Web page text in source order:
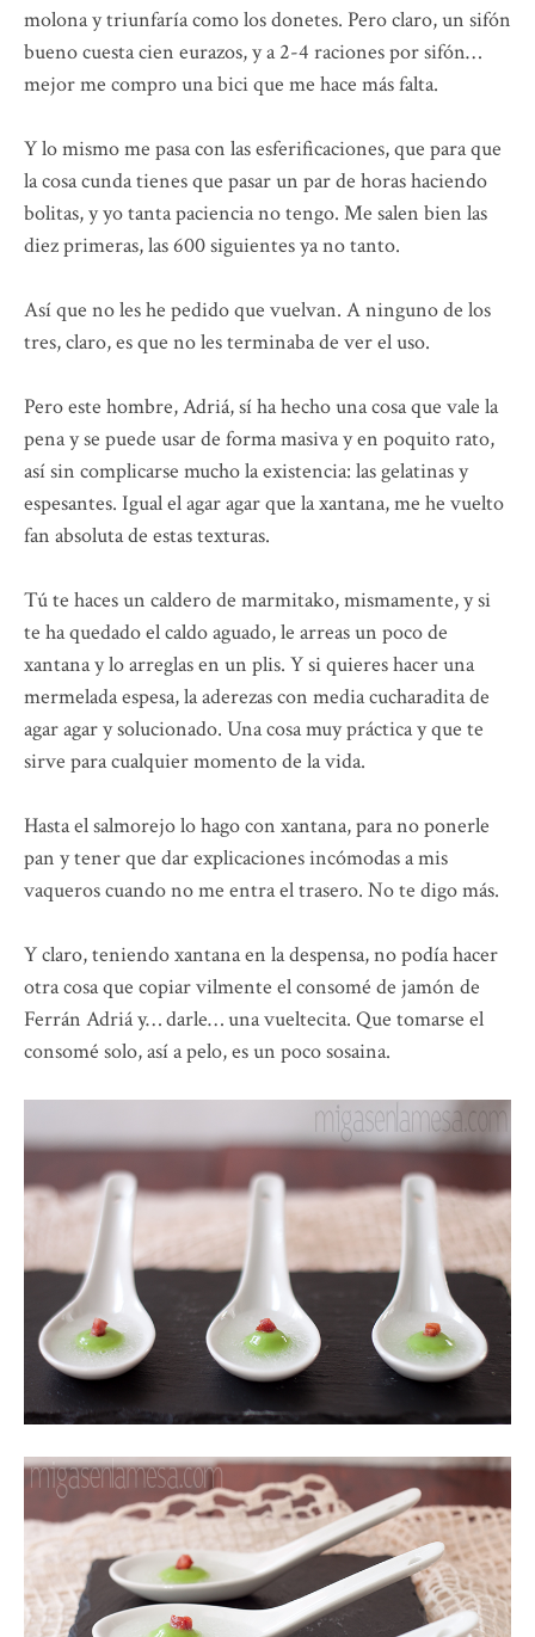
molona y triunfaría como los donetes. Pero claro, un sifón
bueno cuesta cien eurazos, y a 2-4 raciones por sifón…
mejor me compro una bici que me hace más falta.
Y lo mismo me pasa con las esferificaciones, que para que
la cosa cunda tienes que pasar un par de horas haciendo
bolitas, y yo tanta paciencia no tengo. Me salen bien las
diez primeras, las 600 siguientes ya no tanto.
Así que no les he pedido que vuelvan. A ninguno de los
tres, claro, es que no les terminaba de ver el uso.
Pero este hombre, Adriá, sí ha hecho una cosa que vale la
pena y se puede usar de forma masiva y en poquito rato,
así sin complicarse mucho la existencia: las gelatinas y
espesantes. Igual el agar agar que la xantana, me he vuelto
fan absoluta de estas texturas.
Tú te haces un caldero de marmitako, mismamente, y si
te ha quedado el caldo aguado, le arreas un poco de
xantana y lo arreglas en un plis. Y si quieres hacer una
mermelada espesa, la aderezas con media cucharadita de
agar agar y solucionado. Una cosa muy práctica y que te
sirve para cualquier momento de la vida.
Hasta el salmorejo lo hago con xantana, para no ponerle
pan y tener que dar explicaciones incómodas a mis
vaqueros cuando no me entra el trasero. No te digo más.
Y claro, teniendo xantana en la despensa, no podía hacer
otra cosa que copiar vilmente el consomé de jamón de
Ferrán Adriá y… darle… una vueltecita. Que tomarse el
consomé solo, así a pelo, es un poco sosaina.